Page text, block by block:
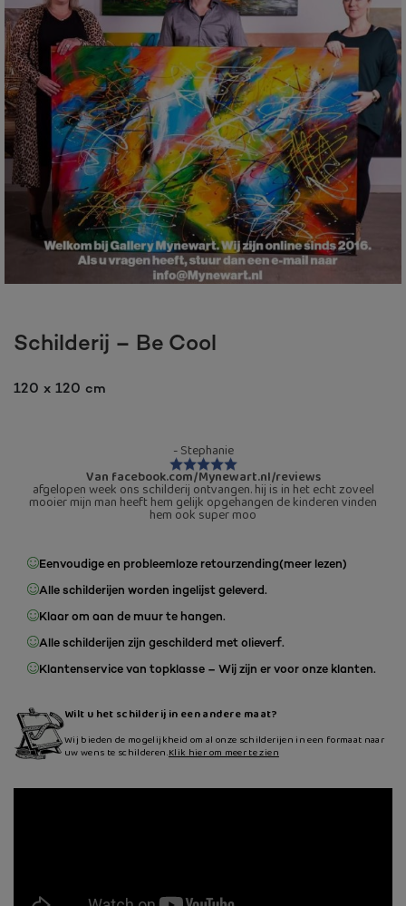
Schilderij – Be Cool
120 x 120 cm
- Stephanie
Van facebook.com/Mynewart.nl/reviews
afgelopen week ons schilderij ontvangen. hij is in het echt zoveel
mooier mijn man heeft hem gelijk opgehangen de kinderen vinden
hem ook super moo
Eenvoudige en probleemloze retourzending(meer lezen)
Alle schilderijen worden ingelijst geleverd.
Klaar om aan de muur te hangen.
Alle schilderijen zijn geschilderd met olieverf.
Klantenservice van topklasse – Wij zijn er voor onze klanten.
Wilt u het schilderij in een andere maat?
Wij bieden de mogelijkheid om al onze schilderijen in een formaat naar
uw wens te schilderen.Klik hier om meer te zien